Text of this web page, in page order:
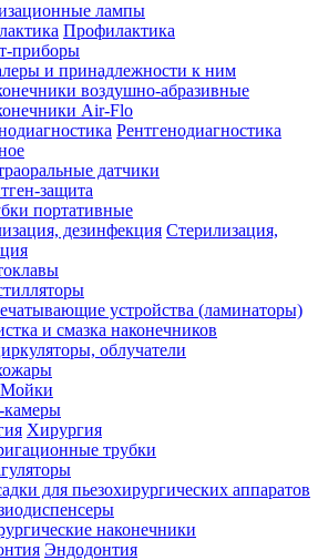
лампы
Профилактика
приборы
и принадлежности к ним
воздушно-абразивные
Air-Flo
Рентгенодиагностика
датчики
защита
портативные
Стерилизация,
устройства (ламинаторы)
и смазка наконечников
облучатели
Хирургия
трубки
для пьезохирургических аппаратов
наконечники
Эндодонтия